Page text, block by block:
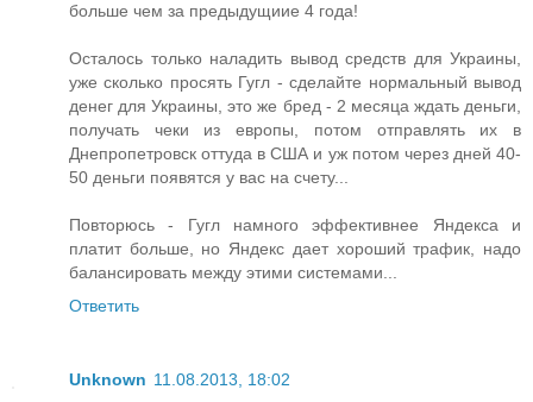
больше чем за предыдущиие 4 года!
Осталось только наладить вывод средств для Украины,
уже сколько просять Гугл - сделайте нормальный вывод
денег для Украины, это же бред - 2 месяца ждать деньги,
получать чеки из европы, потом отправлять их в
Днепропетровск оттуда в США и уж потом через дней 40-
50 деньги появятся у вас на счету...
Повторюсь - Гугл намного эффективнее Яндекса и
платит больше, но Яндекс дает хороший трафик, надо
балансировать между этими системами...
Ответить
Unknown 11.08.2013, 18:02